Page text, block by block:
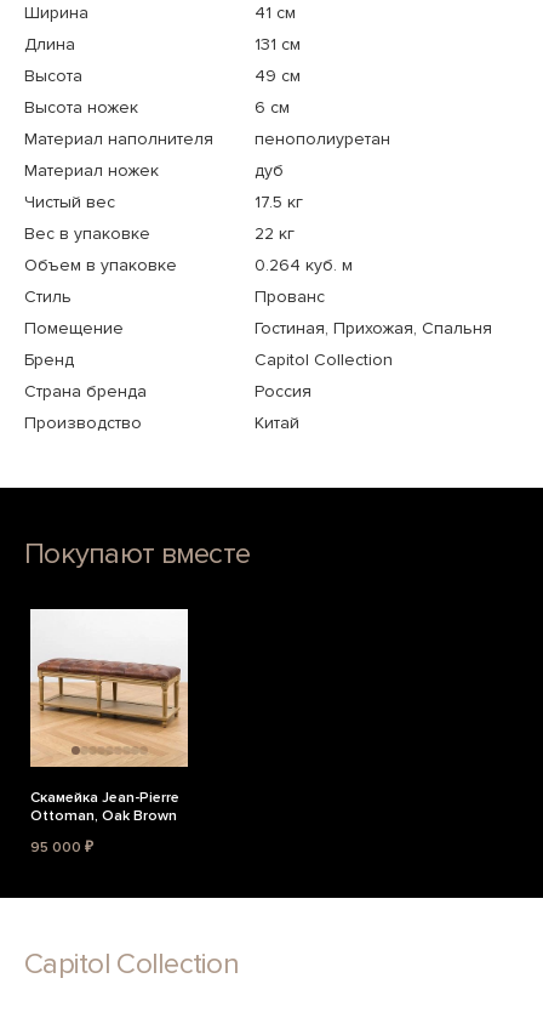
Ширина
41 см
Длина
131 см
Высота
49 см
Высота ножек
6 см
Материал наполнителя
пенополиуретан
Материал ножек
дуб
Чистый вес
17.5 кг
Вес в упаковке
22 кг
Объем в упаковке
0.264 куб. м
Стиль
Прованс
Помещение
Гостиная, Прихожая, Спальня
Бренд
Capitol Collection
Страна бренда
Россия
Производство
Китай
Покупают вместе
Скамейка Jean-Pierre
Ottoman, Oak Brown
95 000 ₽
Capitol Collection